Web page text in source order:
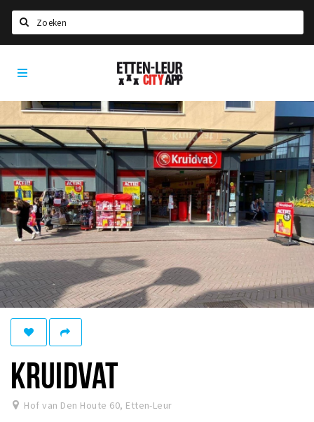
Home
Agenda
Deals
Party pics
Nieuws, interviews & blogs
Eten
Drinken
Slapen
Recreatief
Winkels
Winkelgebieden
Bezienswaardigheden
Musea, theaters & podia
Etten-
Leur
App
KRUIDVAT
Hof van Den Houte 60, Etten-Leur